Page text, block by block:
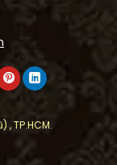
, TP.HCM.